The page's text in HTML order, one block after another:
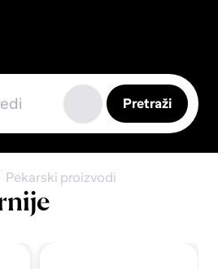
Pretraži
Pekarski proizvodi